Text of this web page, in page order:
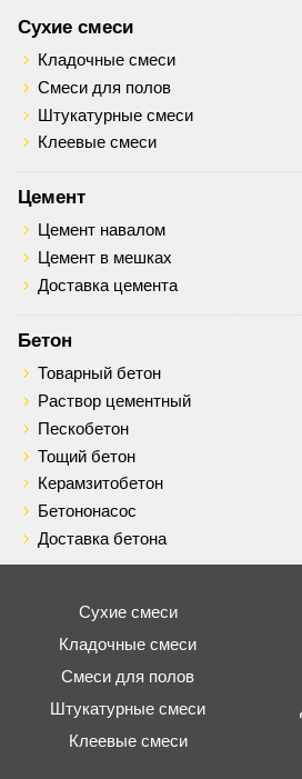
Сухие смеси
Кладочные смеси
Смеси для полов
Штукатурные смеси
Клеевые смеси
Цемент
Цемент навалом
Цемент в мешках
Доставка цемента
Бетон
Товарный бетон
Раствор цементный
Пескобетон
Тощий бетон
Керамзитобетон
Бетононасос
Доставка бетона
Сухие смеси
Кладочные смеси
Смеси для полов
Штукатурные смеси
Клеевые смеси